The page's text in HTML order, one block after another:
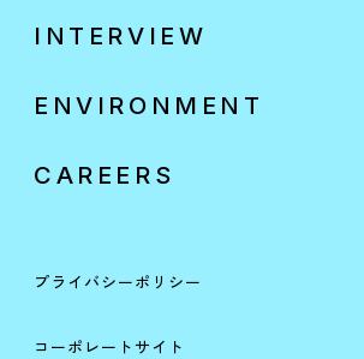
INTERVIEW
ENVIRONMENT
CAREERS
プライバシーポリシー
コーポレートサイト